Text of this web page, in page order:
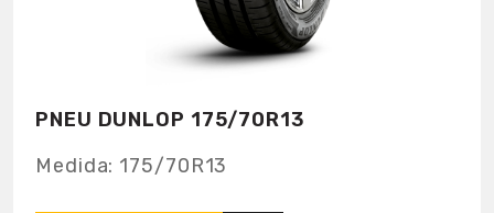
PNEU DUNLOP 175/70R13
Medida: 175/70R13